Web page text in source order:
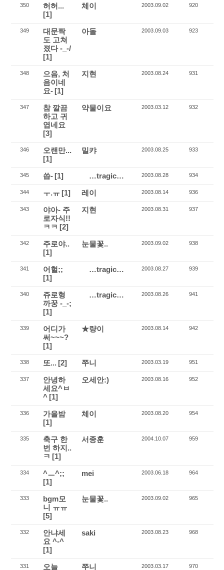
350
허허...
[1]
체이 2003.09.02 920
349
대문짝
도 고쳐
졌다 -_-/
[1]
아돌 2003.09.03 923
348
으음, 처
음이네
요- [1]
지현 2003.08.24 931
347
참 깔끔
하고 귀
엽네요
[3]
약물이요 2003.03.12 932
346
오랜만...
[1]
밀캬 2003.08.25 933
345 씁- [1] …tragic… 2003.08.28 934
344 ㅜ.ㅠ [1] 레이 2003.08.14 936
343
야아- 주
로자식!!
ㅋㅋ [2]
지현 2003.08.31 937
342
주로야..
[1]
눈물꽃.. 2003.09.02 938
341
어헐;;
[1]
…tragic… 2003.08.27 939
340
쥬로형
까꿍 -_-;
[1]
…tragic… 2003.08.26 941
339
어디가
써~~~?
[1]
★량이 2003.08.14 942
338 또... [2] 쭈니 2003.03.19 951
337
안녕하
세요^ㅂ
^ [1]
오세안:) 2003.08.16 952
336
가을밤
[1]
체이 2003.08.20 954
335
축구 한
번 하지..
ㅋ [1]
서종훈 2004.10.07 959
334
^ㅡ^;;
[1]
mei 2003.06.18 964
333
bgm모
니 ㅠㅠ
[5]
눈물꽃.. 2003.09.02 965
332
안냐세
요 ^-^
[1]
saki 2003.08.23 968
331 오늘 쭈니 2003.03.17 970